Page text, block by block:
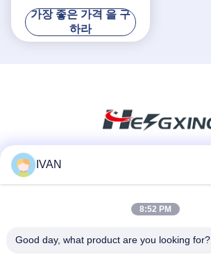
머리 부호
가장 좋은 가격 을 구
하라
빠른 연락
IVAN
8:52 PM
Good day, what product are you looking for?